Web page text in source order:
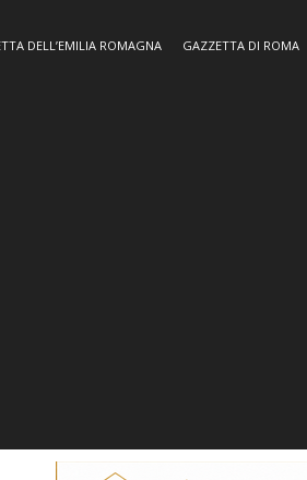
DELL’EMILIA ROMAGNA GAZZETTA DI ROMA